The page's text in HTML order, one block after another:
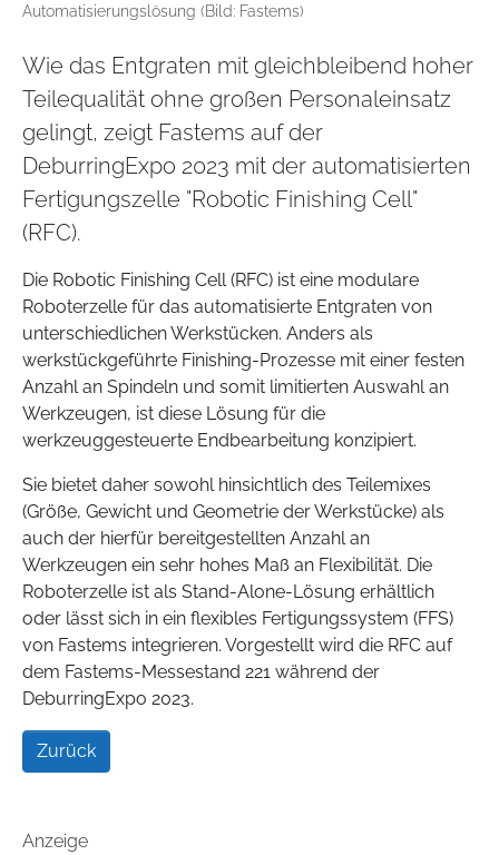
Automatisierungslösung (Bild: Fastems)
Wie das Entgraten mit gleichbleibend hoher
Teilequalität ohne großen Personaleinsatz
gelingt, zeigt Fastems auf der
DeburringExpo 2023 mit der automatisierten
Fertigungszelle "Robotic Finishing Cell"
(RFC).
Die Robotic Finishing Cell (RFC) ist eine modulare
Roboterzelle für das automatisierte Entgraten von
unterschiedlichen Werkstücken. Anders als
werkstückgeführte Finishing-Prozesse mit einer festen
Anzahl an Spindeln und somit limitierten Auswahl an
Werkzeugen, ist diese Lösung für die
werkzeuggesteuerte Endbearbeitung konzipiert.
Sie bietet daher sowohl hinsichtlich des Teilemixes
(Größe, Gewicht und Geometrie der Werkstücke) als
auch der hierfür bereitgestellten Anzahl an
Werkzeugen ein sehr hohes Maß an Flexibilität. Die
Roboterzelle ist als Stand-Alone-Lösung erhältlich
oder lässt sich in ein flexibles Fertigungssystem (FFS)
von Fastems integrieren. Vorgestellt wird die RFC auf
dem Fastems-Messestand 221 während der
DeburringExpo 2023.
Zurück
Anzeige